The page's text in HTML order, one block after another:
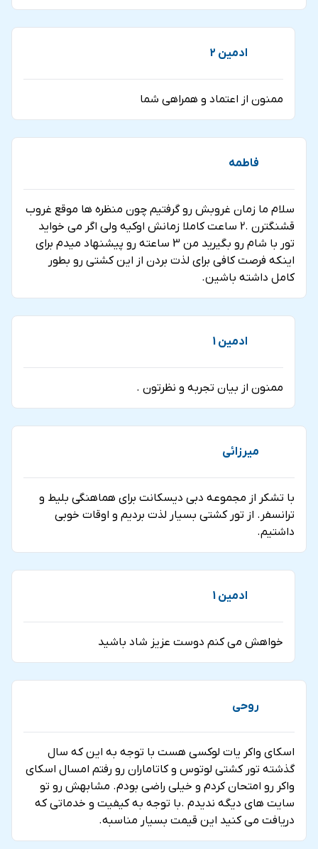
ادمین 2
ممنون از اعتماد و همراهی شما
فاطمه
سلام ما زمان غروبش رو گرفتیم چون منظره ها موقع غروب
قشنگترن .2 ساعت کاملا زمانش اوکیه ولی اگر می خواید
تور با شام رو بگیرید من 3 ساعته رو پیشنهاد میدم برای
اینکه فرصت کافی برای لذت بردن از این کشتی رو بطور
کامل داشته باشین.
ادمین 1
ممنون از بیان تجربه و نظرتون .
میرزائی
با تشکر از مجموعه دبی دیسکانت برای هماهنگی بلیط و
ترانسفر. از تور کشتی بسیار لذت بردیم و اوقات خوبی
داشتیم.
ادمین 1
خواهش می کنم دوست عزیز شاد باشید
روحی
اسکای واکر یات لوکسی هست با توجه به این که سال
گذشته تور کشتی لوتوس و کاتاماران رو رفتم امسال اسکای
واکر رو امتحان کردم و خیلی راضی بودم. مشابهش رو تو
سایت های دیگه ندیدم .با توجه به کیفیت و خدماتی که
دریافت می کنید این قیمت بسیار مناسبه.